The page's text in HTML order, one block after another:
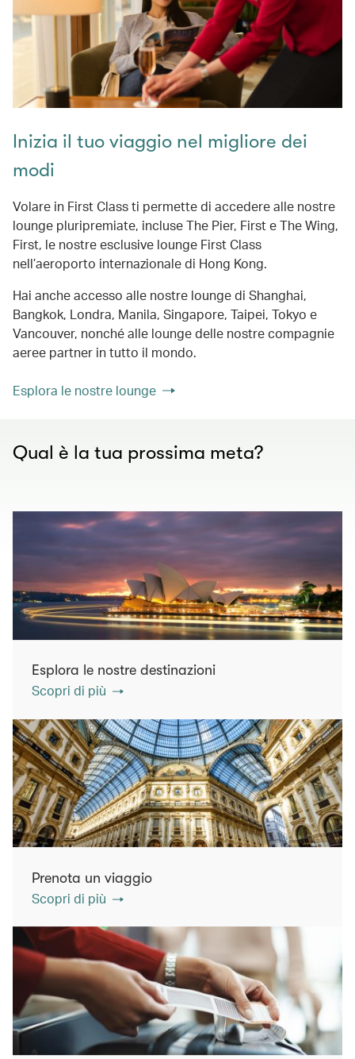
Inizia il tuo viaggio nel migliore dei
modi
Volare in First Class ti permette di accedere alle nostre
lounge pluripremiate, incluse The Pier, First e The Wing,
First, le nostre esclusive lounge First Class
nell’aeroporto internazionale di Hong Kong.
Hai anche accesso alle nostre lounge di Shanghai,
Bangkok, Londra, Manila, Singapore, Taipei, Tokyo e
Vancouver, nonché alle lounge delle nostre compagnie
aeree partner in tutto il mondo.
Esplora le nostre lounge
Qual è la tua prossima meta?
Esplora le nostre destinazioni
Scopri di più
Prenota un viaggio
Scopri di più